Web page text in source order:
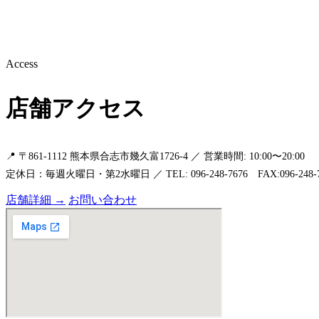
Access
店舗アクセス
📍 〒861-1112 熊本県合志市幾久富1726-4 ／ 営業時間: 10:00〜20:00
定休日：毎週火曜日・第2水曜日 ／ TEL: 096-248-7676 FAX:096-248-
店舗詳細 → お問い合わせ